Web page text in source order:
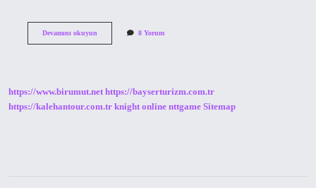
Devamını okuyunBüyük
8 Yorum
https://www.birumut.net https://bayserturizm.com.tr
https://kalehantour.com.tr knight online nttgame Sitemap